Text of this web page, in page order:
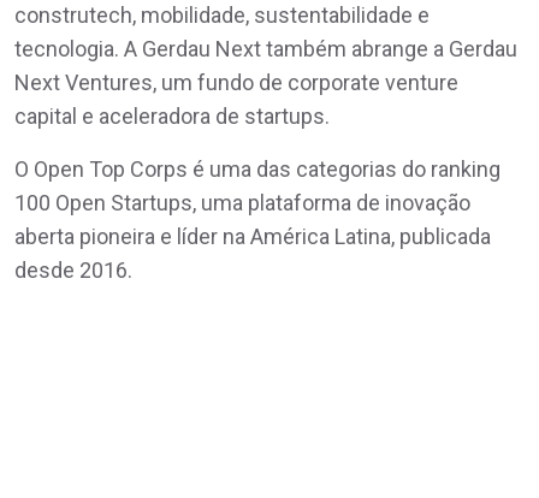
construtech, mobilidade, sustentabilidade e
tecnologia. A Gerdau Next também abrange a Gerdau
Next Ventures, um fundo de corporate venture
capital e aceleradora de startups.
O Open Top Corps é uma das categorias do ranking
100 Open Startups, uma plataforma de inovação
aberta pioneira e líder na América Latina, publicada
desde 2016.